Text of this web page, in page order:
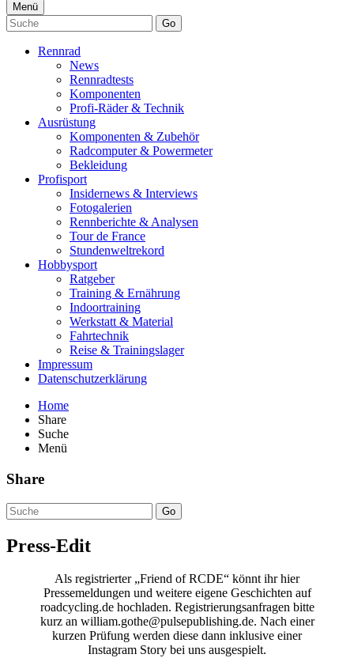
Menü
Go
Rennrad
News
Rennradtests
Komponenten
Profi-Räder & Technik
Ausrüstung
Komponenten & Zubehör
Radcomputer & Powermeter
Bekleidung
Profisport
Insidernews & Interviews
Fotogalerien
Rennberichte & Analysen
Tour de France
Stundenweltrekord
Hobbysport
Ratgeber
Training & Ernährung
Indoortraining
Werkstatt & Material
Fahrtechnik
Reise & Trainingslager
Impressum
Datenschutzerklärung
Home
Share
Suche
Menü
Share
Go
Press-Edit
Als registrierter „Friend of RCDE“ könnt ihr hier
Pressemeldungen und weitere eigene Geschichten auf
roadcycling.de hochladen. Registrierungsanfragen bitte
kurz an william.gothe@pulsepublishing.de. Nach einer
kurzen Prüfung werden diese dann inklusive einer
Instagram Story bei uns ausgespielt.